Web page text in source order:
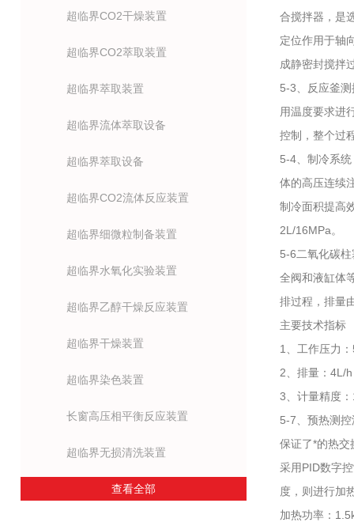
超临界CO2干燥装置
超临界CO2萃取装置
超临界萃取装置
超临界流体萃取设备
超临界萃取设备
超临界CO2流体反应装置
超临界细微粒制备装置
超临界水氧化实验装置
超临界乙醇干燥反应装置
超临界干燥装置
超临界染色装置
长窗高压相平衡反应装置
超临界无损清洗装置
查看全部
合搅拌器，是
定位作用于轴
成静密封搅拌
5-3、反应釜
用温度要求进
控制，整个过
5-4、制冷系
体的高压连续
制冷面积提高
2L/16MPa。
5-6二氧化碳
全阀和液缸体
排过程，排量
主要技术指标
1、工作压力
2、排量：4L/
3、计量精度
5-7、预热测
保证了*的热
采用PID数字
度，则进行加
加热功率：